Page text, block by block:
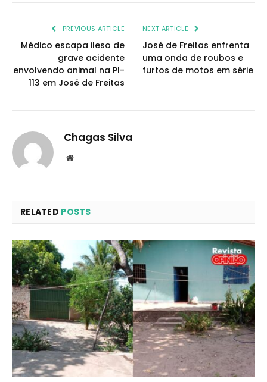
PREVIOUS ARTICLE
Médico escapa ileso de
grave acidente
envolvendo animal na PI-
113 em José de Freitas
NEXT ARTICLE
José de Freitas enfrenta
uma onda de roubos e
furtos de motos em série
Chagas Silva
Website
RELATED POSTS